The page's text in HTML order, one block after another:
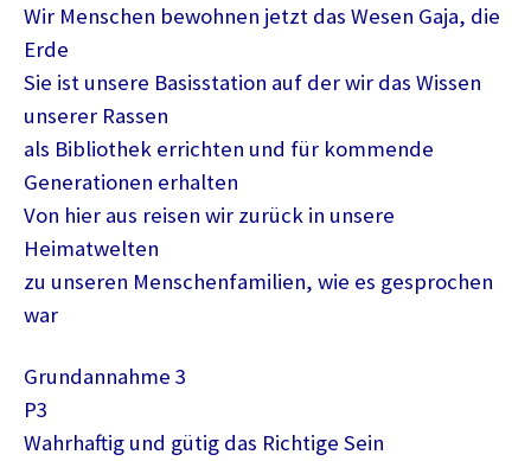
Wir Menschen bewohnen jetzt das Wesen Gaja, die
Erde
Sie ist unsere Basisstation auf der wir das Wissen
unserer Rassen
als Bibliothek errichten und für kommende
Generationen erhalten
Von hier aus reisen wir zurück in unsere
Heimatwelten
zu unseren Menschenfamilien, wie es gesprochen
war
Grundannahme 3
P3
Wahrhaftig und gütig das Richtige Sein